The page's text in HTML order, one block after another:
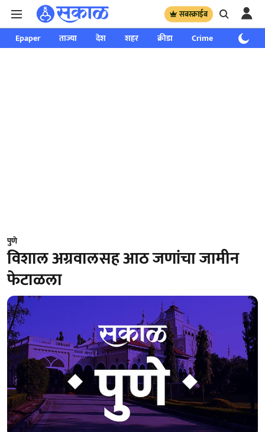
सबस्क्राईब
Epaper ताज्या देश शहर क्रीडा Crime साप्ताहिक
पुणे
विशाल अग्रवालसह आठ जणांचा जामीन
फेटाळला